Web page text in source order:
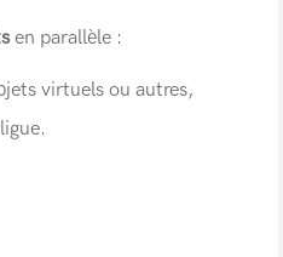
en parallèle :
virtuels ou autres,